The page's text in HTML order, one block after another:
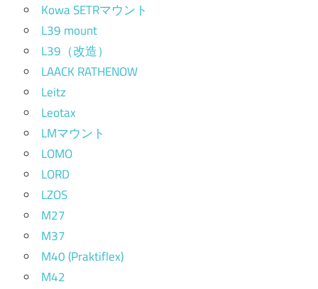
Kowa SETRマウント
L39 mount
L39（改造）
LAACK RATHENOW
Leitz
Leotax
LMマウント
LOMO
LORD
LZOS
M27
M37
M40 (Praktiflex)
M42